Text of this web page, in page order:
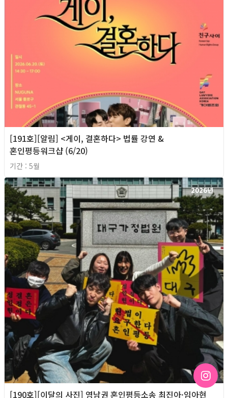
[191호][알림] <게이, 결혼하다> 법률 강연 &
혼인평등워크샵 (6/20)
기간 : 5월
2026년
[190호][이달의 사진] 영남권 혼인평등소송 최진아·임아현